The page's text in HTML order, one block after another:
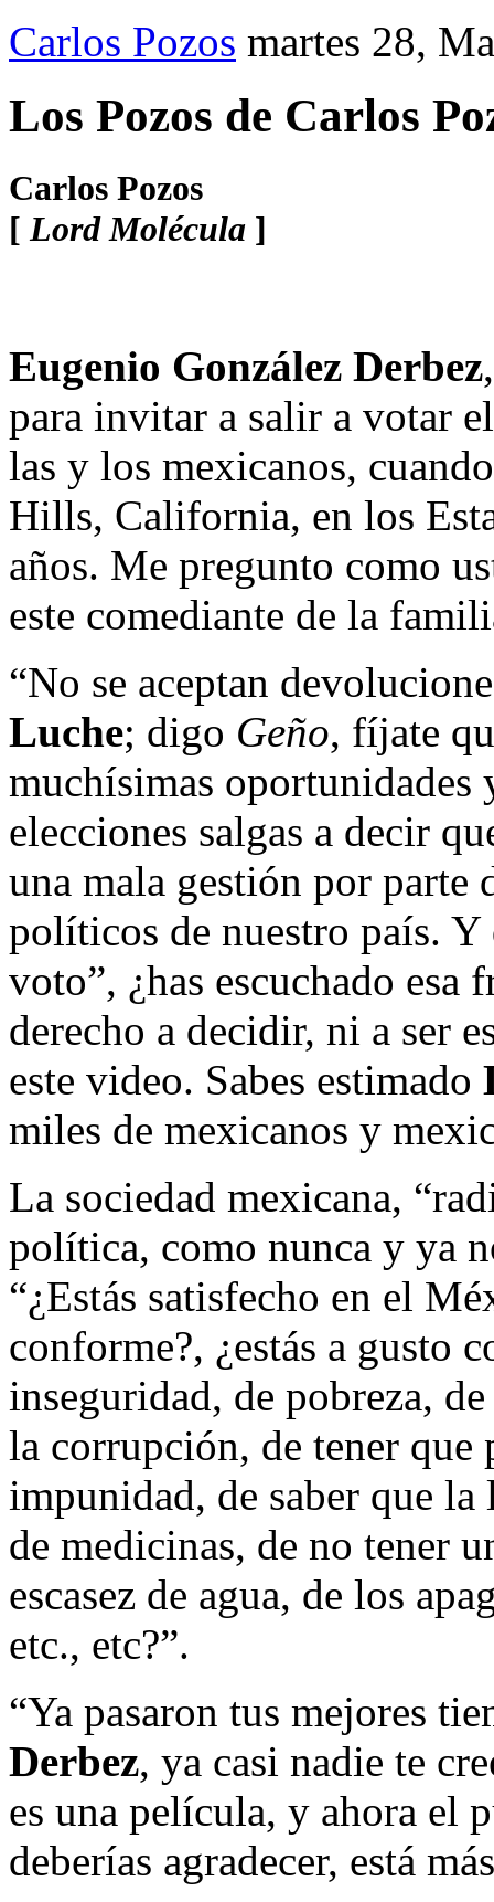
Carlos Pozos martes 28,
Los Pozos de Carlos
Carlos Pozos
[ Lord Molécula ]
Eugenio González Derbez
para invitar a salir a votar
las y los mexicanos,
Hills, California, en los
años. Me pregunto como
este comediante de la
“No se aceptan
Luche; digo Geño, fíjate
muchísimas oportunidades
elecciones salgas a decir
una mala gestión por parte
políticos de nuestro país.
voto”, ¿has escuchado esa
derecho a decidir, ni a ser
este video. Sabes estimado
miles de mexicanos y
La sociedad mexicana,
política, como nunca y ya
“¿Estás satisfecho en el
conforme?, ¿estás a gusto
inseguridad, de pobreza,
la corrupción, de tener que
impunidad, de saber que
de medicinas, de no tener
escasez de agua, de los
etc., etc?”.
“Ya pasaron tus mejores
Derbez, ya casi nadie te
es una película, y ahora el
deberías agradecer, está